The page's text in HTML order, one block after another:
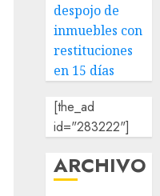
despojo de
inmuebles con
restituciones
en 15 días
[the_ad
id="283222"]
ARCHIVO